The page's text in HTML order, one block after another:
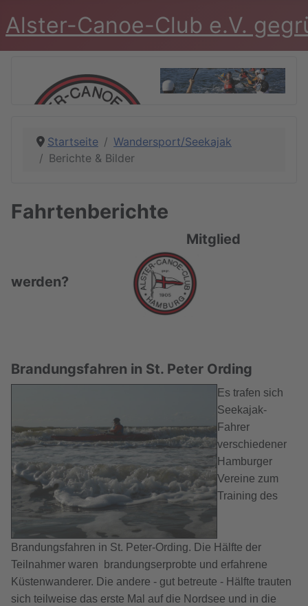
Alster-Canoe-Club e.V.
Startseite
Wandersport/Seekajak
Berichte & Bilder
Fahrtenberichte
Mitglied
werden?
Brandungsfahren in St. Peter Ording
Es trafen sich
Seekajak-
Fahrer
verschiedener
Hamburger
Vereine zum
Training des
Brandungsfahren in St. Peter-Ording. Die Hälfte der
Teilnahmer waren brandungserprobte und erfahrene
Küstenwanderer. Die andere - gut betreute - Hälfte trauten
sich teilweise das erste Mal auf die Nordsee und in die